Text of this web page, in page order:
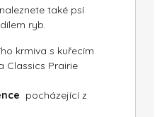
také psí
ryb.
krmiva s kuřecím
Classics Prairie
pocházející z